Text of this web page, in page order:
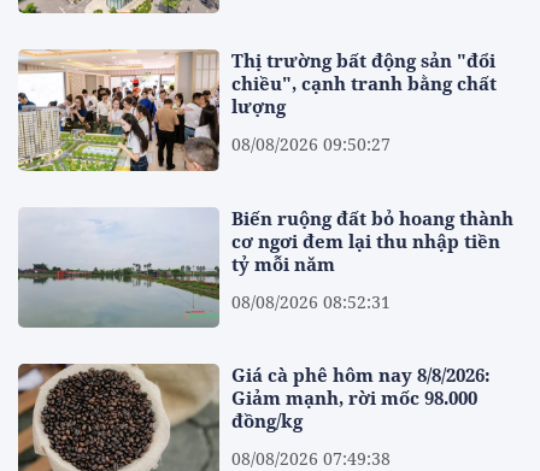
Thị trường bất động sản "đổi
chiều", cạnh tranh bằng chất
lượng
08/08/2026 09:50:27
Biến ruộng đất bỏ hoang thành
cơ ngơi đem lại thu nhập tiền
tỷ mỗi năm
08/08/2026 08:52:31
Giá cà phê hôm nay 8/8/2026:
Giảm mạnh, rời mốc 98.000
đồng/kg
08/08/2026 07:49:38